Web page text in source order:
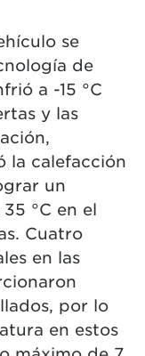
se
de
a -15 °C
y las
la calefacción
un
°C en el
Cuatro
en las
por lo
en estos